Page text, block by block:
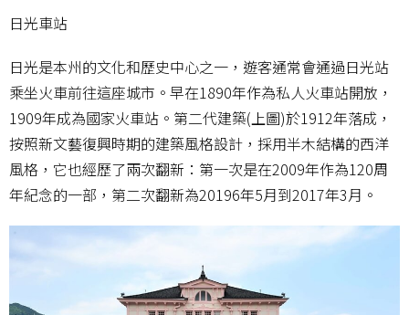
日光車站
日光是本州的文化和歷史中心之一，遊客通常會通過日光站
乘坐火車前往這座城市。早在1890年作為私人火車站開放，
1909年成為國家火車站。第二代建築(上圖)於1912年落成，
按照新文藝復興時期的建築風格設計，採用半木結構的西洋
風格，它也經歷了兩次翻新：第一次是在2009年作為120周
年紀念的一部，第二次翻新為20196年5月到2017年3月。